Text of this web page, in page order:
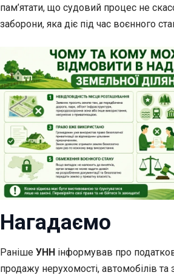
пам’ятати, що судовий процес не
заборони, яка діє під час воєнного
Нагадаємо
Раніше УНН інформував про
продажу нерухомості, автомобілів та